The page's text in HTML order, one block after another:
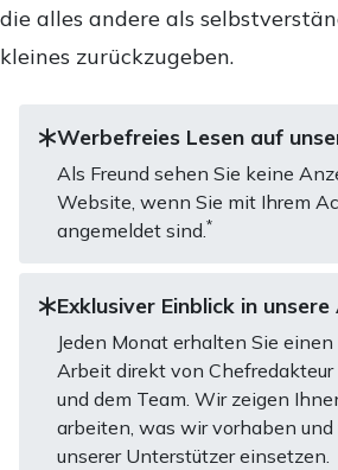
die alles andere als
kleines zurückzugeben.
Werbefreies Lesen auf
Als Freund sehen Sie keine
Website, wenn Sie mit Ihrem
angemeldet sind.*
Exklusiver Einblick in
Jeden Monat erhalten Sie
Arbeit direkt von
und dem Team. Wir zeigen
arbeiten, was wir vorhaben und
unserer Unterstützer einsetzen.